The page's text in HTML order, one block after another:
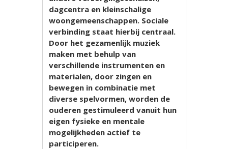
dagcentra en kleinschalige
woongemeenschappen. Sociale
verbinding staat hierbij centraal.
Door het gezamenlijk muziek
maken met behulp van
verschillende instrumenten en
materialen, door zingen en
bewegen in combinatie met
diverse spelvormen, worden de
ouderen gestimuleerd vanuit hun
eigen fysieke en mentale
mogelijkheden actief te
participeren.